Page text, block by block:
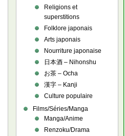
Religions et
superstitions
Folklore japonais
Arts japonais
Nourriture japonaise
日本酒 – Nihonshu
お茶 – Ocha
漢字 – Kanji
Culture populaire
Films/Séries/Manga
Manga/Anime
Renzoku/Drama